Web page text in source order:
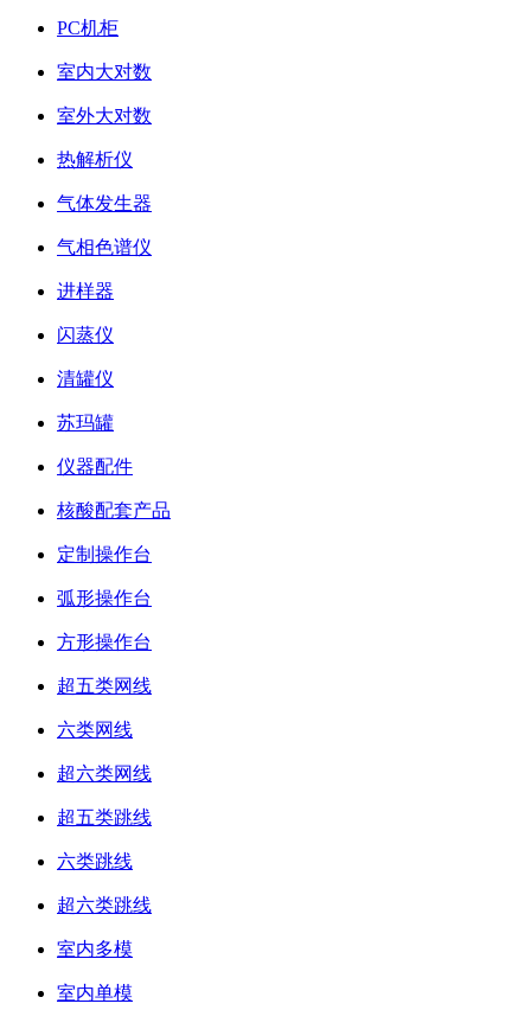
PC机柜
室内大对数
室外大对数
热解析仪
气体发生器
气相色谱仪
进样器
闪蒸仪
清罐仪
苏玛罐
仪器配件
核酸配套产品
定制操作台
弧形操作台
方形操作台
超五类网线
六类网线
超六类网线
超五类跳线
六类跳线
超六类跳线
室内多模
室内单模